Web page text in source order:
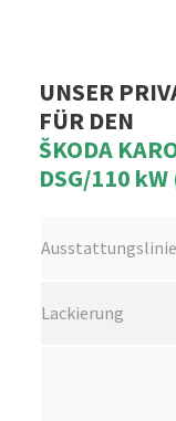
UNSER
FÜR DEN
ŠKODA
DSG/110
Ausstattungslinie
Lackierung